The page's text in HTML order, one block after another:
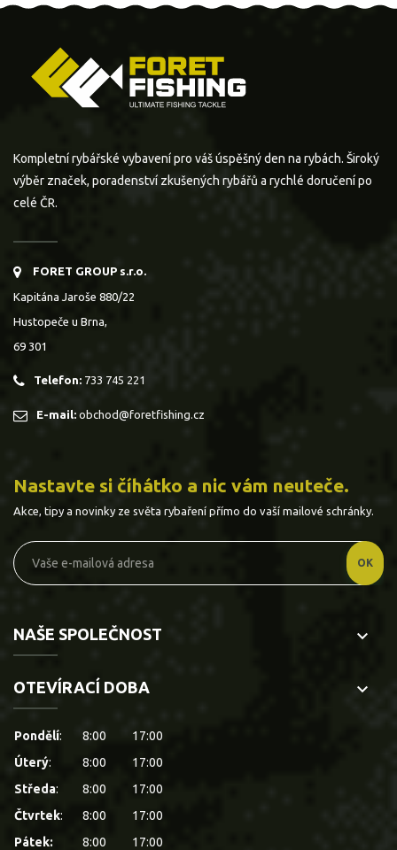
Kompletní rybářské vybavení pro váš úspěšný den na rybách. Široký
výběr značek, poradenství zkušených rybářů a rychlé doručení po
celé ČR.
FORET GROUP s.r.o.
Kapitána Jaroše 880/22
Hustopeče u Brna,
69 301
Telefon: 733 745 221
E-mail: obchod@foretfishing.cz
Nastavte si číhátko a nic vám neuteče.
Akce, tipy a novinky ze světa rybaření přímo do vaší mailové schránky.
NAŠE SPOLEČNOST keyboard_arrow_down
OTEVÍRACÍ DOBA keyboard_arrow_down
Pondělí: 8:00
17:00
Úterý: 8:00
17:00
Středa: 8:00
17:00
Čtvrtek: 8:00
17:00
Pátek:
8:00 17:00